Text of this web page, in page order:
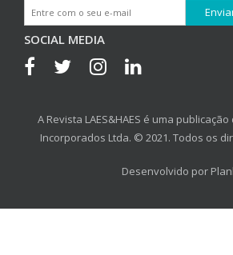
SOCIAL MEDIA
A Revista LAES&HAES é uma
Incorporados Ltda. © 2021. Todos os
Desenvolvido por